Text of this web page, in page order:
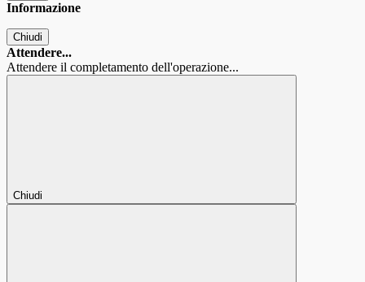
Informazione
Chiudi
Attendere...
Attendere il completamento dell'operazione...
Chiudi